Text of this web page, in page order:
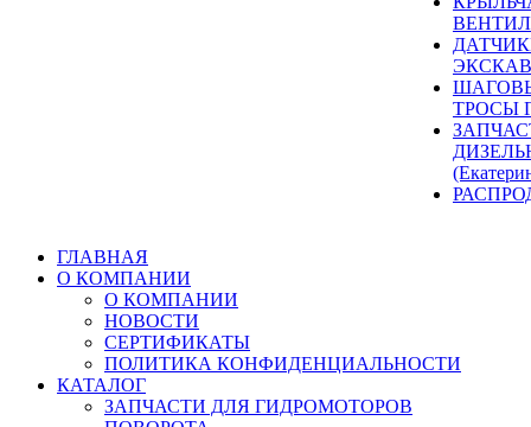
ТРОСЫ
ГЛАВНАЯ
О КОМПАНИИ
О КОМПАНИИ
НОВОСТИ
СЕРТИФИКАТЫ
ПОЛИТИКА КОНФИДЕНЦИАЛЬНОСТИ
КАТАЛОГ
ЗАПЧАСТИ ДЛЯ ГИДРОМОТОРОВ